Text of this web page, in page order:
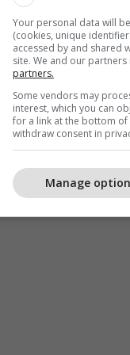
se projekti
teknike dhe
zgjaten linja
në rrjet, do
e furnizimit
në detyrë e
Your personal data will
(cookies, unique
accessed by and shared
site. We and our
partners.
Some vendors may
interest, which you can
for a link at the bottom
withdraw consent in
Manage